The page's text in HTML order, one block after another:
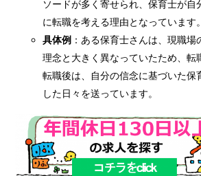
ソードが多く寄せられ、保育士が自
に転職を考える理由となっています。
具体例 ：ある保育士さんは、現職
理念と大きく異なっていたため、転
転職後は、自分の信念に基づいた保
した日々を送っています。